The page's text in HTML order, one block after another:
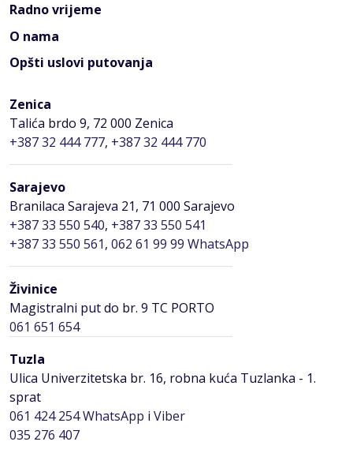
Radno vrijeme
O nama
Opšti uslovi putovanja
Zenica
Talića brdo 9, 72 000 Zenica
+387 32 444 777, +387 32 444 770
Sarajevo
Branilaca Sarajeva 21, 71 000 Sarajevo
+387 33 550 540, +387 33 550 541
+387 33 550 561, 062 61 99 99 WhatsApp
Živinice
Magistralni put do br. 9 TC PORTO
061 651 654
Tuzla
Ulica Univerzitetska br. 16, robna kuća Tuzlanka - 1.
sprat
061 424 254WhatsApp i Viber
035 276 407